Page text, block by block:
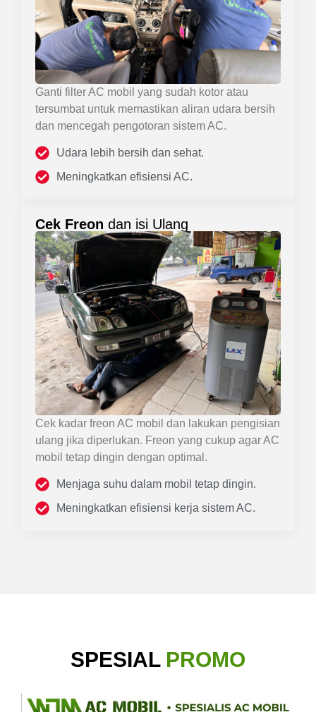
Ganti filter AC mobil yang sudah kotor atau
tersumbat untuk memastikan aliran udara bersih
dan mencegah pengotoran sistem AC.
Udara lebih bersih dan sehat.
Meningkatkan efisiensi AC.
Cek Freon dan isi Ulang
Cek kadar freon AC mobil dan lakukan pengisian
ulang jika diperlukan. Freon yang cukup agar AC
mobil tetap dingin dengan optimal.
Menjaga suhu dalam mobil tetap dingin.
Meningkatkan efisiensi kerja sistem AC.
SPESIAL PROMO